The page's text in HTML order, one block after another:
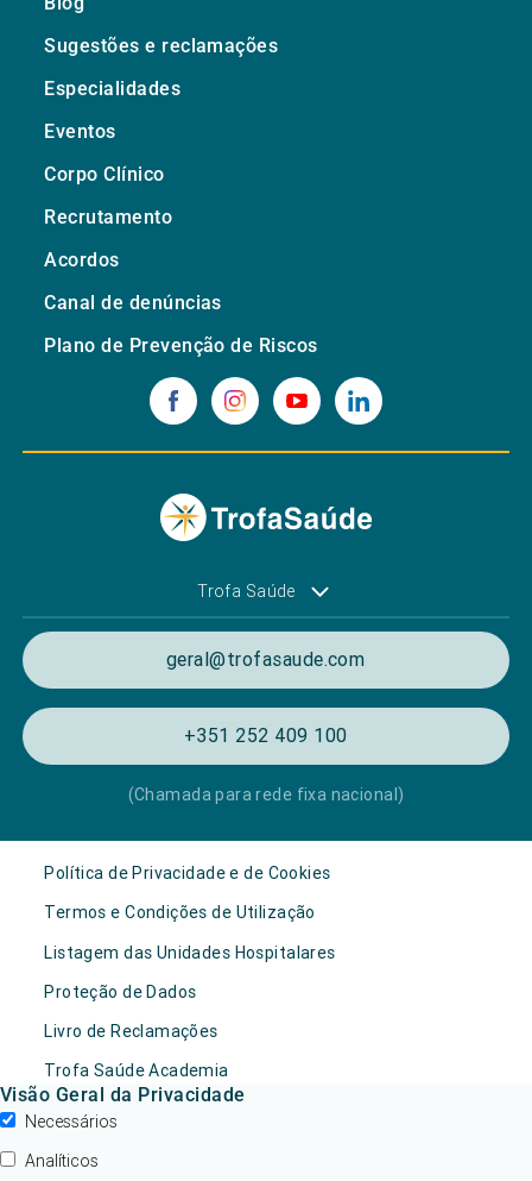
Sugestões e reclamações
Especialidades
Eventos
Corpo Clínico
Recrutamento
Acordos
Canal de denúncias
Plano de Prevenção de Riscos
Trofa Saúde
geral@trofasaude.com
+351 252 409 100
(Chamada para rede fixa nacional)
Política de Privacidade e de Cookies
Termos e Condições de Utilização
Listagem das Unidades Hospitalares
Proteção de Dados
Livro de Reclamações
Trofa Saúde Academia
Visão Geral da Privacidade
Necessários
Analíticos